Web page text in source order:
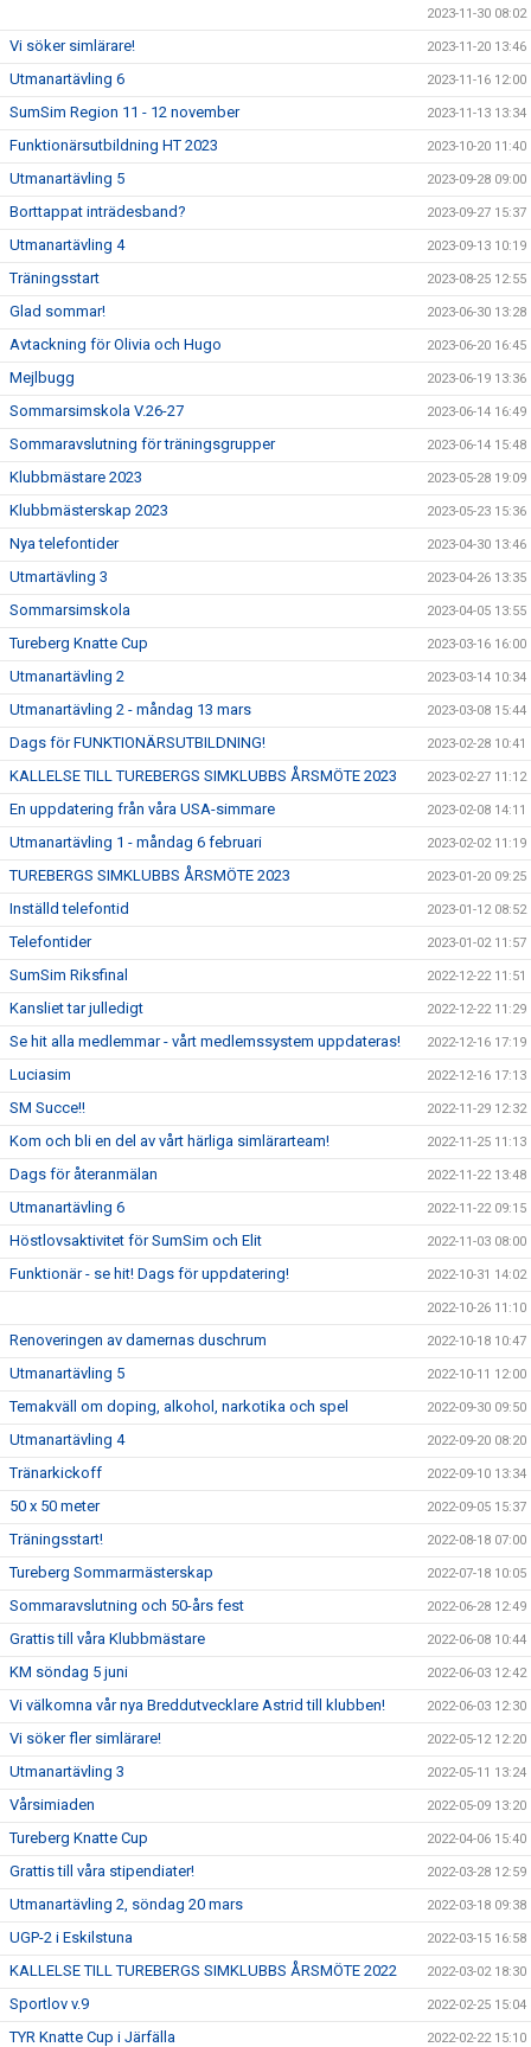
2023-11-30 08:02
Vi söker simlärare! 2023-11-20 13:46
Utmanartävling 6 2023-11-16 12:00
SumSim Region 11 - 12 november 2023-11-13 13:34
Funktionärsutbildning HT 2023 2023-10-20 11:40
Utmanartävling 5 2023-09-28 09:00
Borttappat inträdesband? 2023-09-27 15:37
Utmanartävling 4 2023-09-13 10:19
Träningsstart 2023-08-25 12:55
Glad sommar! 2023-06-30 13:28
Avtackning för Olivia och Hugo 2023-06-20 16:45
Mejlbugg 2023-06-19 13:36
Sommarsimskola V.26-27 2023-06-14 16:49
Sommaravslutning för träningsgrupper 2023-06-14 15:48
Klubbmästare 2023 2023-05-28 19:09
Klubbmästerskap 2023 2023-05-23 15:36
Nya telefontider 2023-04-30 13:46
Utmartävling 3 2023-04-26 13:35
Sommarsimskola 2023-04-05 13:55
Tureberg Knatte Cup 2023-03-16 16:00
Utmanartävling 2 2023-03-14 10:34
Utmanartävling 2 - måndag 13 mars 2023-03-08 15:44
Dags för FUNKTIONÄRSUTBILDNING! 2023-02-28 10:41
KALLELSE TILL TUREBERGS SIMKLUBBS ÅRSMÖTE 2023 2023-02-27 11:12
En uppdatering från våra USA-simmare 2023-02-08 14:11
Utmanartävling 1 - måndag 6 februari 2023-02-02 11:19
TUREBERGS SIMKLUBBS ÅRSMÖTE 2023 2023-01-20 09:25
Inställd telefontid 2023-01-12 08:52
Telefontider 2023-01-02 11:57
SumSim Riksfinal 2022-12-22 11:51
Kansliet tar julledigt 2022-12-22 11:29
Se hit alla medlemmar - vårt medlemssystem uppdateras! 2022-12-16 17:19
Luciasim 2022-12-16 17:13
SM Succe!! 2022-11-29 12:32
Kom och bli en del av vårt härliga simlärarteam! 2022-11-25 11:13
Dags för återanmälan 2022-11-22 13:48
Utmanartävling 6 2022-11-22 09:15
Höstlovsaktivitet för SumSim och Elit 2022-11-03 08:00
Funktionär - se hit! Dags för uppdatering! 2022-10-31 14:02
2022-10-26 11:10
Renoveringen av damernas duschrum 2022-10-18 10:47
Utmanartävling 5 2022-10-11 12:00
Temakväll om doping, alkohol, narkotika och spel 2022-09-30 09:50
Utmanartävling 4 2022-09-20 08:20
Tränarkickoff 2022-09-10 13:34
50 x 50 meter 2022-09-05 15:37
Träningsstart! 2022-08-18 07:00
Tureberg Sommarmästerskap 2022-07-18 10:05
Sommaravslutning och 50-års fest 2022-06-28 12:49
Grattis till våra Klubbmästare 2022-06-08 10:44
KM söndag 5 juni 2022-06-03 12:42
Vi välkomna vår nya Breddutvecklare Astrid till klubben! 2022-06-03 12:30
Vi söker fler simlärare! 2022-05-12 12:20
Utmanartävling 3 2022-05-11 13:24
Vårsimiaden 2022-05-09 13:20
Tureberg Knatte Cup 2022-04-06 15:40
Grattis till våra stipendiater! 2022-03-28 12:59
Utmanartävling 2, söndag 20 mars 2022-03-18 09:38
UGP-2 i Eskilstuna 2022-03-15 16:58
KALLELSE TILL TUREBERGS SIMKLUBBS ÅRSMÖTE 2022 2022-03-02 18:30
Sportlov v.9 2022-02-25 15:04
TYR Knatte Cup i Järfälla 2022-02-22 15:10